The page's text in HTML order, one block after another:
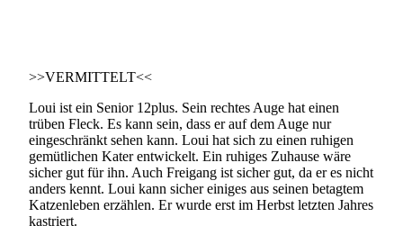
>>VERMITTELT<<
Loui ist ein Senior 12plus. Sein rechtes Auge hat einen
trüben Fleck. Es kann sein, dass er auf dem Auge nur
eingeschränkt sehen kann. Loui hat sich zu einen ruhigen
gemütlichen Kater entwickelt. Ein ruhiges Zuhause wäre
sicher gut für ihn. Auch Freigang ist sicher gut, da er es nicht
anders kennt. Loui kann sicher einiges aus seinen betagtem
Katzenleben erzählen. Er wurde erst im Herbst letzten Jahres
kastriert.